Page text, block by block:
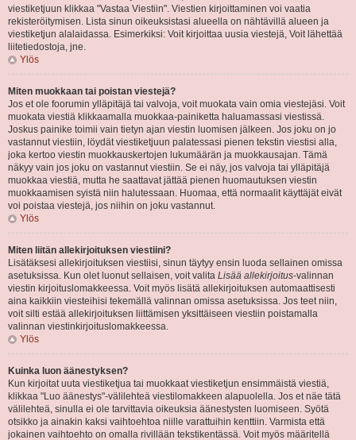
viestiketjuun klikkaa "Vastaa Viestiin". Viestien kirjoittaminen voi vaatia
rekisteröitymisen. Lista sinun oikeuksistasi alueella on nähtävillä alueen ja
viestiketjun alalaidassa. Esimerkiksi: Voit kirjoittaa uusia viestejä, Voit lähettää
liitetiedostoja, jne.
Ylös
Miten muokkaan tai poistan viestejä?
Jos et ole foorumin ylläpitäjä tai valvoja, voit muokata vain omia viestejäsi. Voit
muokata viestiä klikkaamalla muokkaa-painiketta haluamassasi viestissä.
Joskus painike toimii vain tietyn ajan viestin luomisen jälkeen. Jos joku on jo
vastannut viestiin, löydät viestiketjuun palatessasi pienen tekstin viestisi alla,
joka kertoo viestin muokkauskertojen lukumäärän ja muokkausajan. Tämä
näkyy vain jos joku on vastannut viestiin. Se ei näy, jos valvoja tai ylläpitäjä
muokkaa viestiä, mutta he saattavat jättää pienen huomautuksen viestin
muokkaamisen syistä niin halutessaan. Huomaa, että normaalit käyttäjät eivät
voi poistaa viestejä, jos niihin on joku vastannut.
Ylös
Miten liitän allekirjoituksen viestiini?
Lisätäksesi allekirjoituksen viestiisi, sinun täytyy ensin luoda sellainen omissa
asetuksissa. Kun olet luonut sellaisen, voit valita Lisää allekirjoitus-valinnan
viestin kirjoituslomakkeessa. Voit myös lisätä allekirjoituksen automaattisesti
aina kaikkiin viesteihisi tekemällä valinnan omissa asetuksissa. Jos teet niin,
voit silti estää allekirjoituksen liittämisen yksittäiseen viestiin poistamalla
valinnan viestinkirjoituslomakkeessa.
Ylös
Kuinka luon äänestyksen?
Kun kirjoitat uuta viestiketjua tai muokkaat viestiketjun ensimmäistä viestiä,
klikkaa "Luo äänestys"-välilehteä viestilomakkeen alapuolella. Jos et näe tätä
välilehteä, sinulla ei ole tarvittavia oikeuksia äänestysten luomiseen. Syötä
otsikko ja ainakin kaksi vaihtoehtoa niille varattuihin kenttiin. Varmista että
jokainen vaihtoehto on omalla rivillään tekstikentässä. Voit myös määritellä